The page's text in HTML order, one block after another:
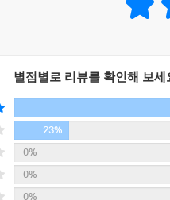
이들에게 어려운 용어를 무조
랍니다.
별점별로 리뷰를 확인해 보세
23%
0%
0%
0%